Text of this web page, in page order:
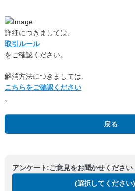
詳細につきましては、
取引ルール
をご確認ください。
解消方法につきましては、
こちらをご確認ください
。
戻る
アンケート:ご意見をお聞かせください
(選択してください)